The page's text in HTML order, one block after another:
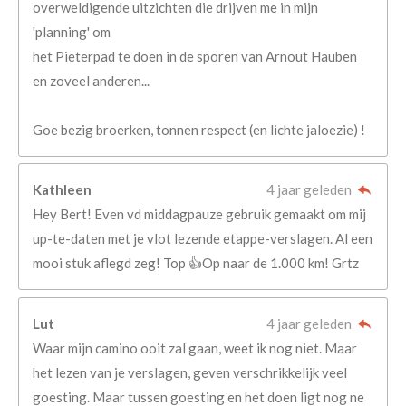
overweldigende uitzichten die drijven me in mijn
'planning' om
het Pieterpad te doen in de sporen van Arnout Hauben
en zoveel anderen...
Goe bezig broerken, tonnen respect (en lichte jaloezie) !
Kathleen
4 jaar geleden
Hey Bert! Even vd middagpauze gebruik gemaakt om mij
up-te-daten met je vlot lezende etappe-verslagen. Al een
mooi stuk aflegd zeg! Top 👍Op naar de 1.000 km! Grtz
Lut
4 jaar geleden
Waar mijn camino ooit zal gaan, weet ik nog niet. Maar
het lezen van je verslagen, geven verschrikkelijk veel
goesting. Maar tussen goesting en het doen ligt nog ne